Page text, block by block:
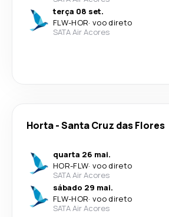
terça 08 set.
FLW-HOR· voo direto
SATA Air Acores
Horta-Santa Cruz das Flores
quarta 26 mai.
HOR-FLW· voo direto
SATA Air Acores
sábado 29 mai.
FLW-HOR· voo direto
SATA Air Acores